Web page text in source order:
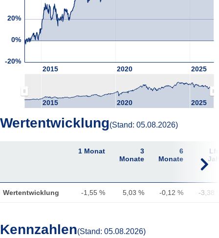
2015 2020 2025
-20%
0%
20%
2015 2020 2025
Wertentwicklung(Stand: 05.08.2026)
1 Monat
3
Monate
6
Monate
Wertentwicklung -1,55 % 5,03 % -0,12 % -3,38
Kennzahlen(Stand: 05.08.2026)